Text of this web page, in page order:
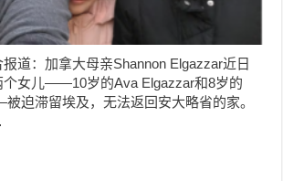
道：加拿大母亲Shannon Elgazzar近日
个女儿——10岁的Ava Elgazzar和8岁的
迫滞留埃及，无法返回安大略省的家。